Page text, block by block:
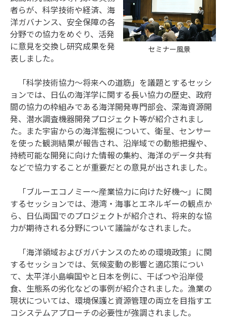
セミナー風景
者らが、科学技術や経済、海
洋ガバナンス、安全保障の各
分野での協力をめぐり、活発
に意見を交換し研究成果を発
表しました。
「科学技術協力～将来への道筋」を議題とするセッシ
ョンでは、日仏の海洋学に関する長い協力の歴史、政府
間の協力の枠組みである海洋開発専門部会、深海資源開
発、潜水調査機器開発プロジェクト等が紹介されまし
た。また宇宙からの海洋監視について、衛星、センサー
を使った観測結果が報告され、沿岸域での動態把握や、
持続可能な開発に向けた情報の集約、海洋のデータ共有
などで協力することが重要だとの意見が出されました。
「ブルーエコノミー～産業協力に向けた好機～」に関
するセッションでは、港湾・海事とエネルギーの観点か
ら、日仏両国でのプロジェクトが紹介され、将来的な協
力が期待される分野について議論がなされました。
「海洋領域およびガバナンスのための環境政策」に関
するセッションでは、気候変動の影響と適応策につい
て、太平洋小島嶼国やと日本を例に、干ばつや沿岸侵
食、生態系の劣化などの事例が紹介されました。漁業の
現状については、環境保護と資源管理の両立を目指すエ
コシステムアプローチの必要性が強調されました。